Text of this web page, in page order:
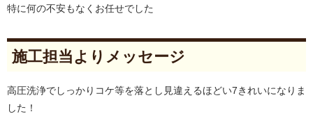
特に何の不安もなくお任せでした
施工担当よりメッセージ
高圧洗浄でしっかりコケ等を落とし見違えるほどい7きれいになりま
した！